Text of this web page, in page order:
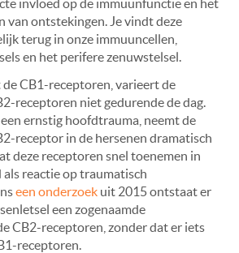
van ontstekingen. Je vindt deze
terug in onze immuuncellen,
en het perifere zenuwstelsel.
CB1-receptoren, varieert de
receptoren niet gedurende de dag.
ernstig hoofdtrauma, neemt de
receptor in de hersenen dramatisch
deze receptoren snel toenemen in
reactie op traumatisch
een onderzoek uit 2015 ontstaat er
een zogenaamde
CB2-receptoren, zonder dat er iets
receptoren.